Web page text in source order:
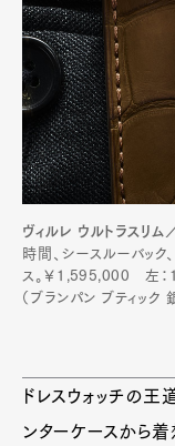
ヴィルレ ウルトラスリム
時間、シースルーバック
ス。￥1,595,000 左：
（ブランパン ブティック
ドレスウォッチの
ンターケースから